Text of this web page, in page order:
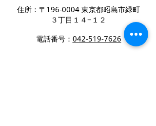
住所：〒196-0004 東京都昭島市緑町
３丁目１４−１２
電話番号： 042-519-7626